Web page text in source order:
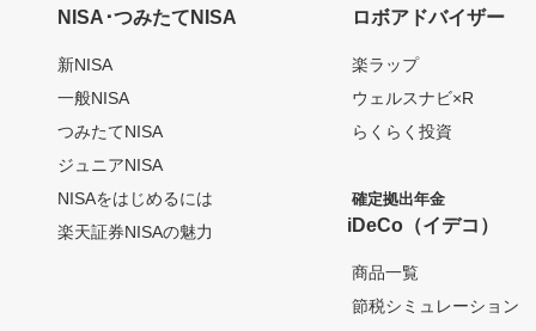
NISA･つみたてNISA
新NISA
一般NISA
つみたてNISA
ジュニアNISA
NISAをはじめるには
楽天証券NISAの魅力
ロボアドバイザー
楽ラップ
ウェルスナビ×R
らくらく投資
確定拠出年金
iDeCo（イデコ）
商品一覧
節税シミュレーション